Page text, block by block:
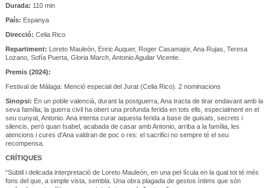
Durada: 110 min
País: Espanya
Direcció: Celia Rico
Repartiment: Loreto Mauleón, Enric Auquer, Roger Casamajor, Ana Rujas, Teresa
Lozano, Sofía Puerta, Gloria March, Antonio Aguilar Vicente.
Premis (2024):
Festival de Màlaga: Menció especial del Jurat (Celia Rico). 2 nominacions
Sinopsi: En un poble valencià, durant la postguerra, Ana tracta de tirar endavant amb la
seva família; la guerra civil ha obert una profunda ferida en tots ells, especialment en el
seu cunyat, Antonio. Ana intenta curar aquesta ferida a base de guisats, secrets i
silencis, però quan Isabel, acabada de casar amb Antonio, arriba a la família, les
atencions i cures d'Ana valdran de poc o res: el sacrifici no sempre té el seu
recompensa.
CRÍTIQUES
“Subtil i delicada interpretació de Loreto Mauleón, en una pel·lícula en la qual tot té més
fons del que, a simple vista, sembla. Una obra plagada de gestos íntims que són